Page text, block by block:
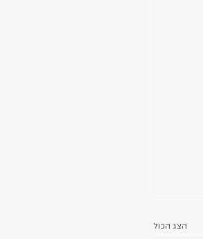
הצג הכול